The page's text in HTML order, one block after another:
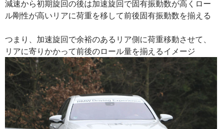
減速から初期旋回の後は加速旋回で固有振動数が高くロー
ル剛性が高いリアに荷重を移して前後固有振動数を揃える
つまり、加速旋回で余裕のあるリア側に荷重移動させて、
リアに寄りかかって前後のロール量を揃えるイメージ